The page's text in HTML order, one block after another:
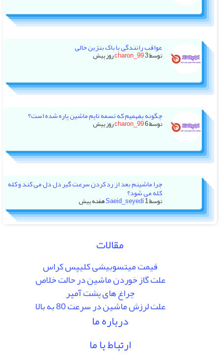
عواقب رانندگی با باک بنزین خالی
توسط charon_993 روز پیش
چگونه بفهمیم که تسمه تایم ماشین پاره شده است؟
توسط charon_996 روز پیش
چرا ماشینم بعد از رد کردن سرعت گیر دل دل می کند و کله
کله می شود؟
توسط Saeid_seyedi1 هفته پیش
مقالات
قیمت میتسوبیشی کلیپس کراس
علت گاز خوردن ماشین در حالت خلاص
چراغ های پشت آمپر
علت لرزش ماشین در سرعت 80 به بالا
درباره ما
ارتباط با ما